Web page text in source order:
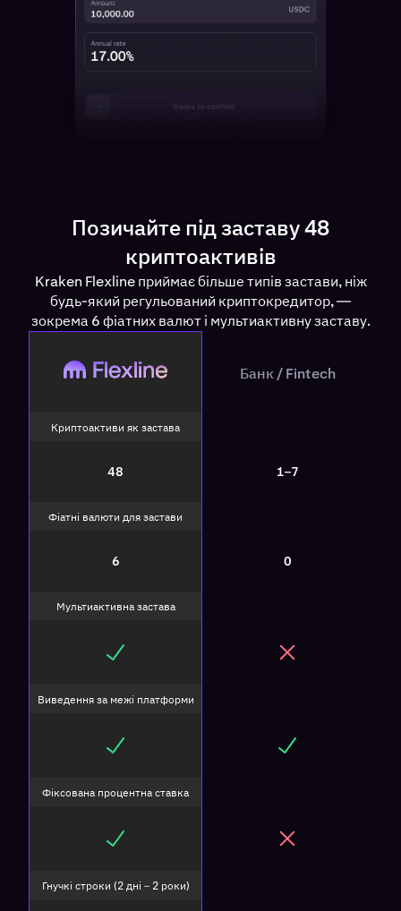
Позичайте під заставу 48
криптоактивів
Kraken Flexline приймає більше типів застави, ніж
будь-який регульований криптокредитор, —
зокрема 6 фіатних валют і мультиактивну заставу.
Flexline Банк / Fintech
Bank / Fintech
Криптоактиви як застава
48 1–7
Фіатні валюти для застави
6 0
Мультиактивна застава
Виведення за межі платформи
Фіксована процентна ставка
Гнучкі строки (2 дні – 2 роки)